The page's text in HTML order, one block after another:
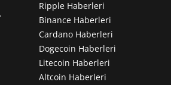
Ripple Haberleri
Binance Haberleri
Cardano Haberleri
Dogecoin Haberleri
Litecoin Haberleri
Altcoin Haberleri